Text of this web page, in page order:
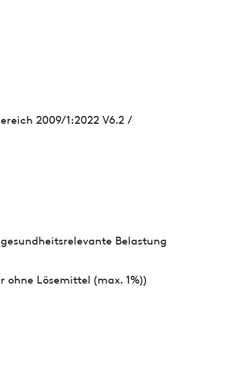
2009/1:2022 V6.2 /
Belastung
Lösemittel (max. 1%))